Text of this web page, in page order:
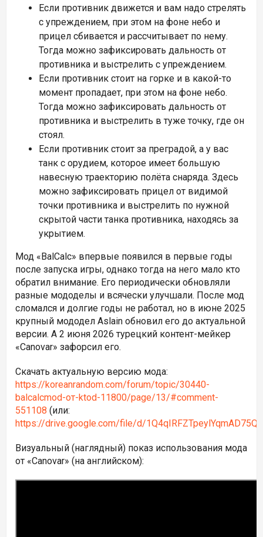
Если противник движется и вам надо стрелять
с упреждением, при этом на фоне небо и
прицел сбивается и рассчитывает по нему.
Тогда можно зафиксировать дальность от
противника и выстрелить с упреждением.
Если противник стоит на горке и в какой-то
момент пропадает, при этом на фоне небо.
Тогда можно зафиксировать дальность от
противника и выстрелить в туже точку, где он
стоял.
Если противник стоит за преградой, а у вас
танк с орудием, которое имеет большую
навесную траекторию полёта снаряда. Здесь
можно зафиксировать прицел от видимой
точки противника и выстрелить по нужной
скрытой части танка противника, находясь за
укрытием.
Мод «BalCalc» впервые появился в первые годы
после запуска игры, однако тогда на него мало кто
обратил внимание. Его периодически обновляли
разные мододелы и всячески улучшали. После мод
сломался и долгие годы не работал, но в июне 2025
крупный мододел Aslain обновил его до актуальной
версии. А 2 июня 2026 турецкий контент-мейкер
«Canovar» зафорсил его.
Скачать актуальную версию мода:
https://koreanrandom.com/forum/topic/30440-
balcalcmod-от-ktod-11800/page/13/#comment-
551108 (или:
https://drive.google.com/file/d/
Визуальный (наглядный) показ использования мода
от «Canovar» (на английском):